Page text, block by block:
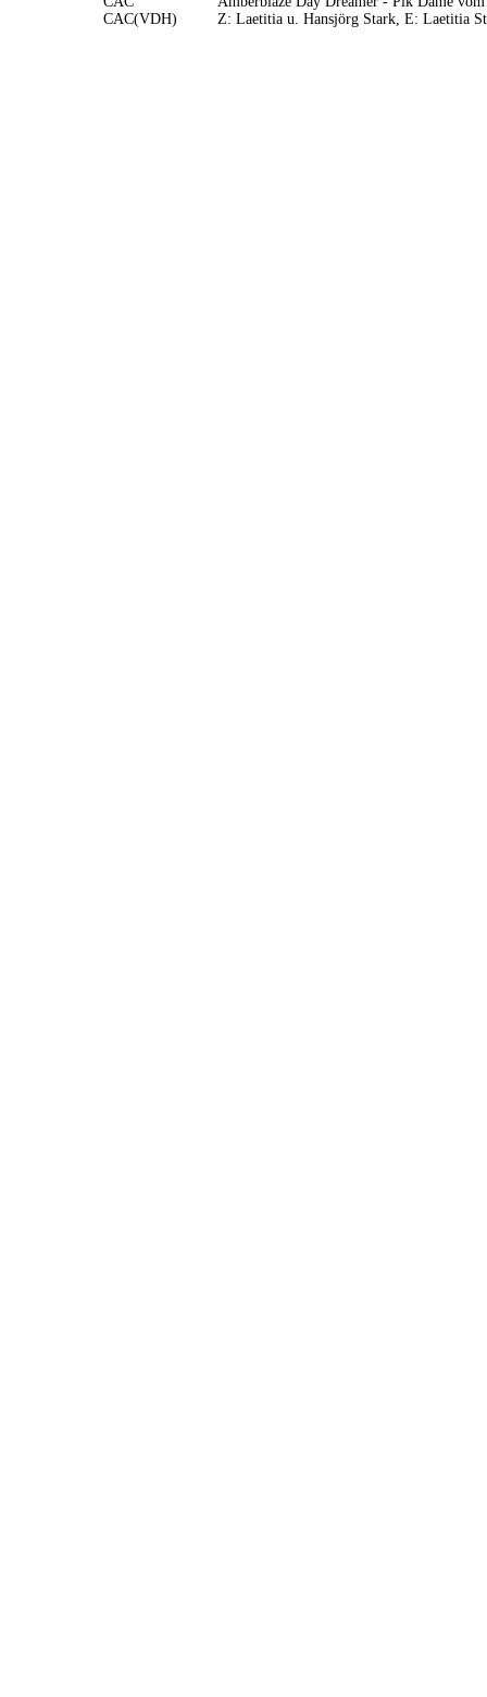
CAC(VDH)
Z: Laetitia u. Hansjörg Stark, E: Laetitia